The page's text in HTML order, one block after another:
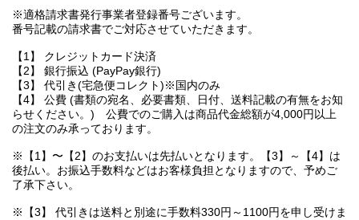
※適格請求書発行事業者登録番号ございます。
番号記載の請求書でご対応させていただきます。
【1】 クレジットカード決済
【2】 銀行振込 (PayPay銀行)
【3】 代引き(宅急便コレクト)※国内のみ
【4】 公費 (書類の宛名、必要書類、日付、送料記載の有無をお知
らせください。) 公費でのご購入は商品代金総額が4,000円以上
の注文のみ承っております。
※【1】〜【2】のお支払いは先払いとなります。【3】～【4】は
後払い。お振込手数料などはお客様負担となりますので、予めご
了承下さい。
※【3】 代引きは送料と別途に手数料330円～1100円を申し受けま